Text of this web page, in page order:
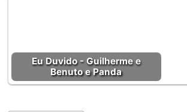
Eu Duvido - Guilherme e
Benuto e Panda